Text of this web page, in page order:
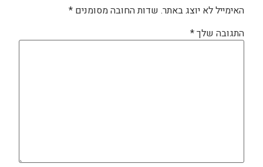
האימייל לא יוצג באתר. שדות החובה מסומנים *
התגובה שלך*